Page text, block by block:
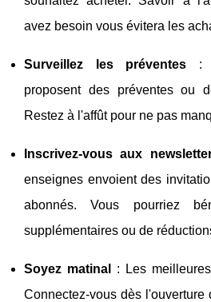
avez besoin vous évitera les
Surveillez les préventes :
proposent des préventes ou
Restez à l'affût pour ne pas
Inscrivez-vous aux
enseignes envoient des
abonnés. Vous pourriez
supplémentaires ou de
Soyez matinal
: Les
Connectez-vous dès l'ouverture